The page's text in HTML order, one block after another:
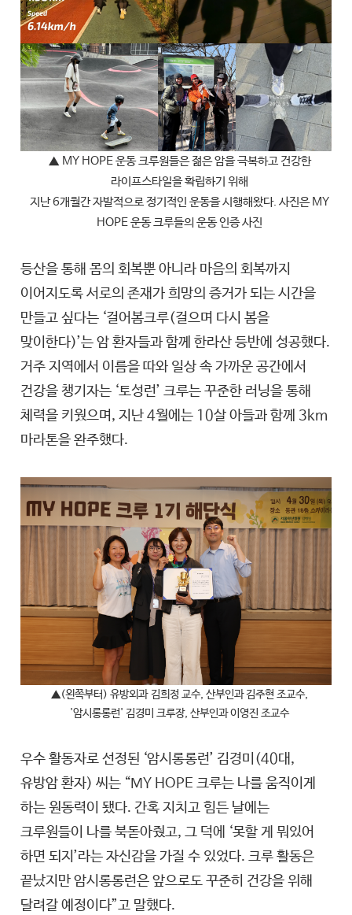
▲ MY HOPE 운동 크루원들은 젊은 암을 극복하고 건강한
라이프스타일을 확립하기 위해
지난 6개월간 자발적으로 정기적인 운동을 시행해왔다. 사진은 MY
HOPE 운동 크루들의 운동 인증 사진
등산을 통해 몸의 회복뿐 아니라 마음의 회복까지
이어지도록 서로의 존재가 희망의 증거가 되는 시간을
만들고 싶다는 ‘걸어봄크루(걸으며 다시 봄을
맞이한다)’는 암 환자들과 함께 한라산 등반에 성공했다.
거주 지역에서 이름을 따와 일상 속 가까운 공간에서
건강을 챙기자는 ‘토성런’ 크루는 꾸준한 러닝을 통해
체력을 키웠으며, 지난 4월에는 10살 아들과 함께 3km
마라톤을 완주했다.
▲(왼쪽부터) 유방외과김희정 교수, 산부인과 김주현 조교수,
'암시롱롱런' 김경미 크루장, 산부인과 이영진 조교수
우수 활동자로 선정된 ‘암시롱롱런’ 김경미(40대,
유방암 환자) 씨는 “MY HOPE 크루는 나를 움직이게
하는 원동력이 됐다. 간혹 지치고 힘든 날에는
크루원들이 나를 북돋아줬고, 그 덕에 ‘못할 게 뭐있어
하면 되지’라는 자신감을 가질 수 있었다. 크루 활동은
끝났지만 암시롱롱런은 앞으로도 꾸준히 건강을 위해
달려갈 예정이다”고 말했다.